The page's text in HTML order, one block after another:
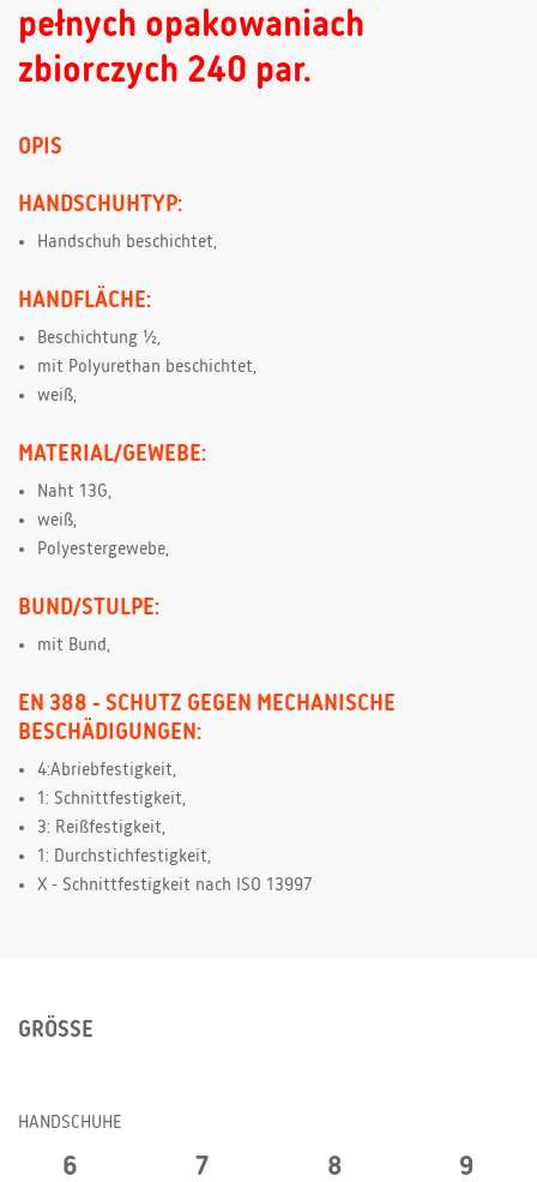
pełnych opakowaniach
zbiorczych 240 par.
OPIS
HANDSCHUHTYP:
Handschuh beschichtet,
HANDFLÄCHE:
Beschichtung ½,
mit Polyurethan beschichtet,
weiß,
MATERIAL/GEWEBE:
Naht 13G,
weiß,
Polyestergewebe,
BUND/STULPE:
mit Bund,
EN 388 - SCHUTZ GEGEN MECHANISCHE
BESCHÄDIGUNGEN:
4:Abriebfestigkeit,
1: Schnittfestigkeit,
3: Reißfestigkeit,
1: Durchstichfestigkeit,
X - Schnittfestigkeit nach ISO 13997
GRÖSSE
HANDSCHUHE
6 7 8 9